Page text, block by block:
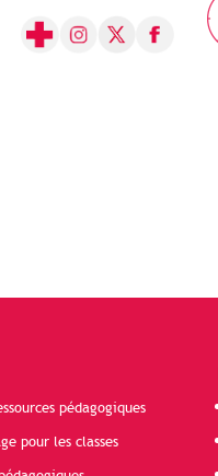
pédagogiques
pour les classes